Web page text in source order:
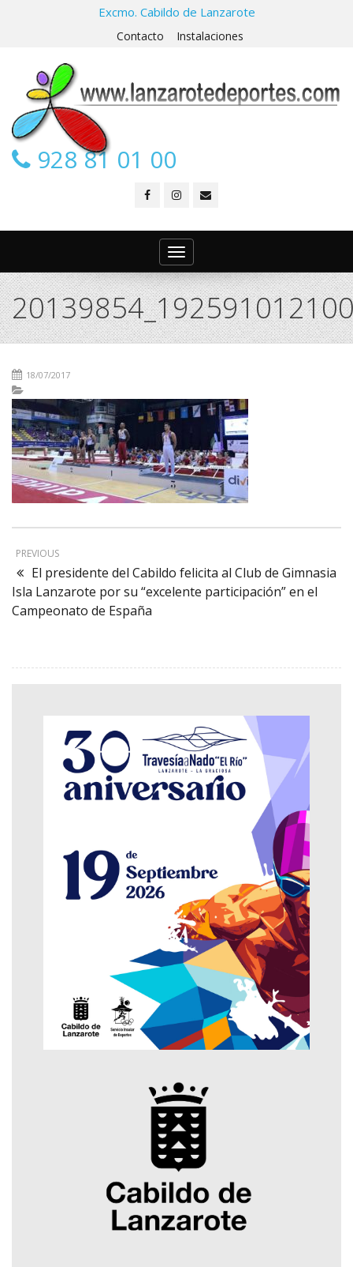
Excmo. Cabildo de Lanzarote
Contacto Instalaciones
928 81 01 00
Toggle
navigation
18/07/2017
PREVIOUS
El presidente del Cabildo felicita al Club de Gimnasia
Isla Lanzarote por su “excelente participación” en el
Campeonato de España